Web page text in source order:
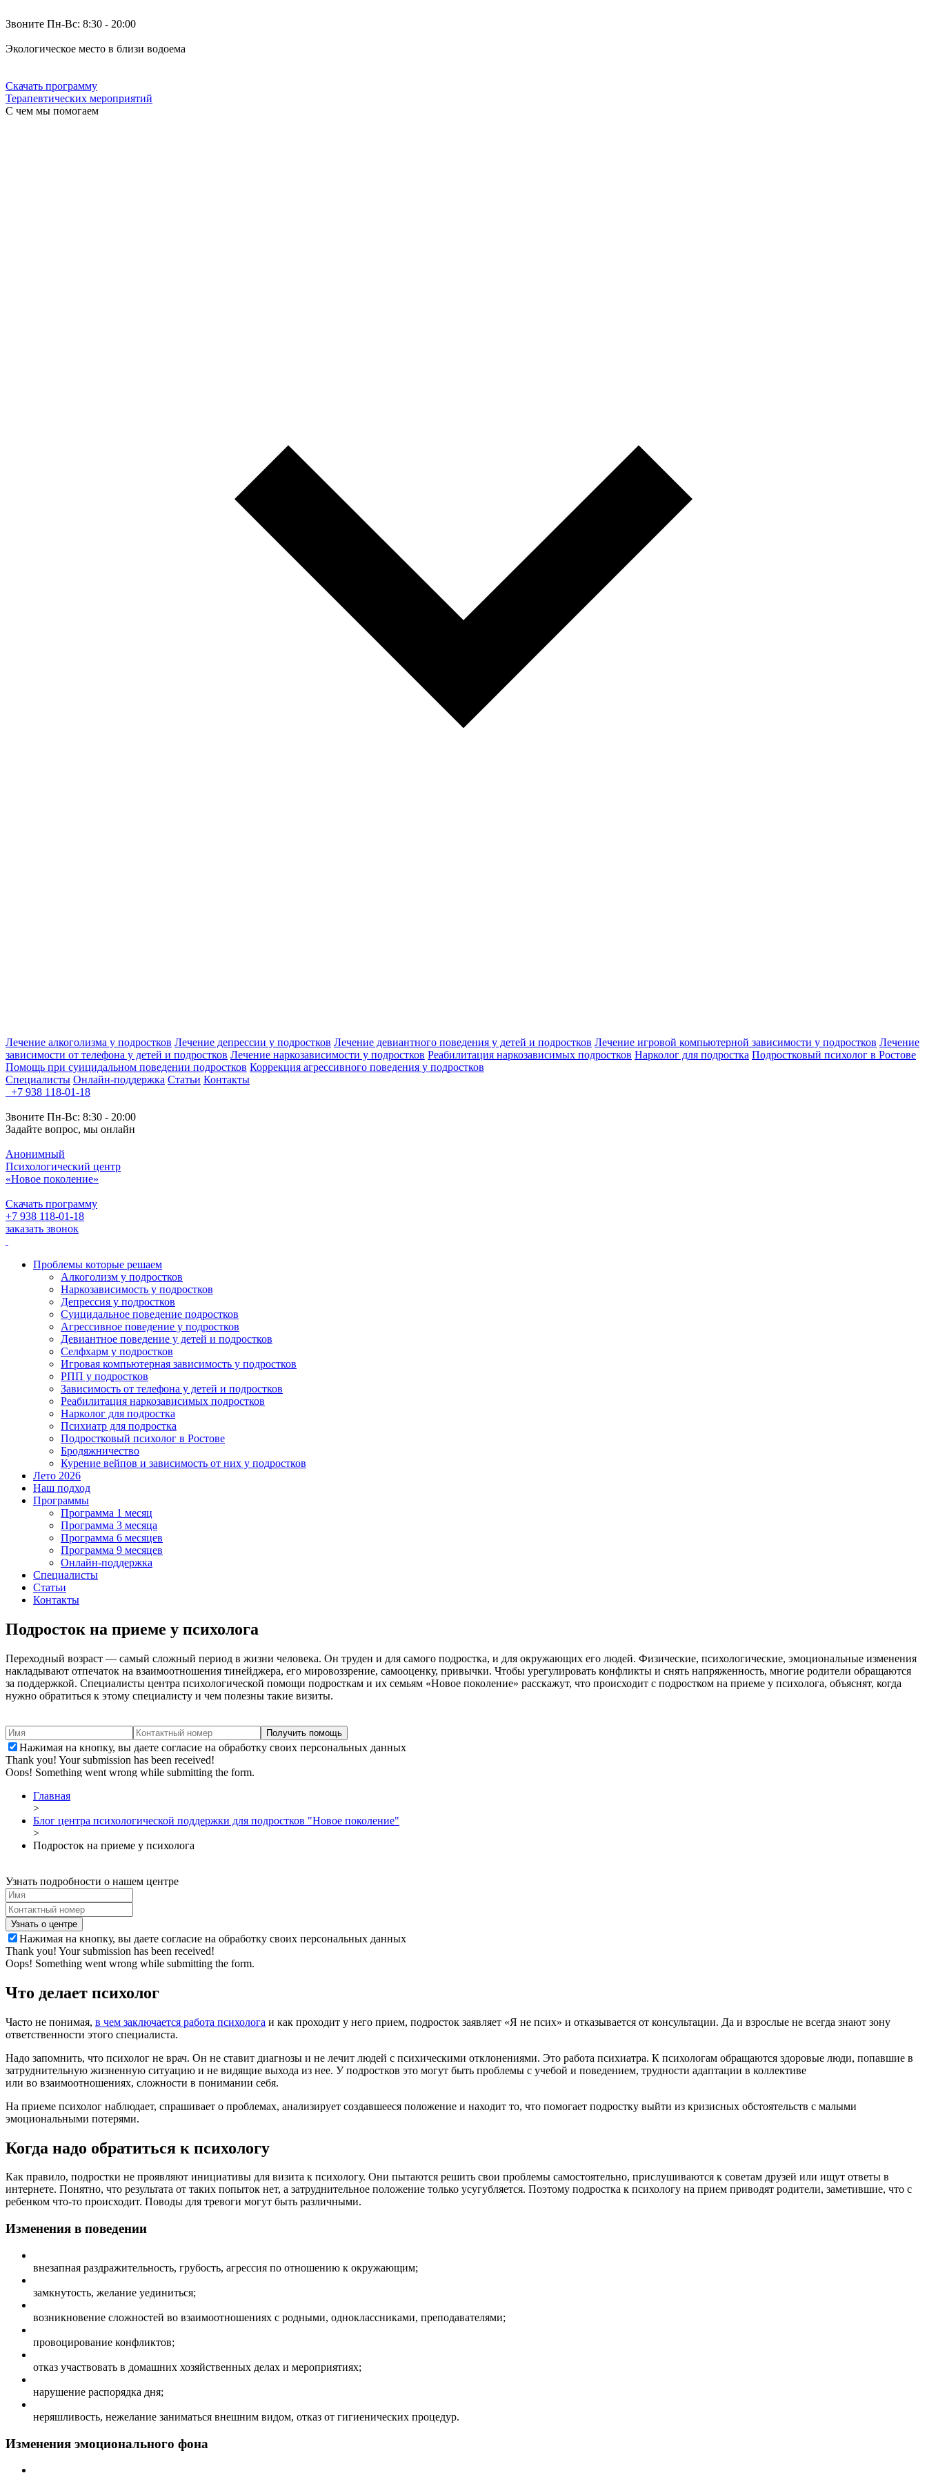
Звоните Пн-Вс: 8:30 - 20:00
Экологическое место в близи водоема
Скачать программу
Терапевтических мероприятий
С чем мы помогаем
Лечение алкоголизма у подростков Лечение депрессии у подростков Лечение девиантного поведения у детей и подростков Лечение игровой компьютерной зависимости у подростков Лечение
зависимости от телефона у детей и подростков Лечение наркозависимости у подростков Реабилитация наркозависимых подростков Нарколог для подростка Подростковый психолог в Ростове
Помощь при суицидальном поведении подростков Коррекция агрессивного поведения у подростков
Специалисты Онлайн-поддержка Статьи Контакты
+7 938 118-01-18
Звоните Пн-Вс: 8:30 - 20:00
Задайте вопрос, мы онлайн
Анонимный
Психологический центр
«Новое поколение»
Скачать программу
+7 938 118-01-18
заказать звонок
Проблемы которые решаем
Алкоголизм у подростков
Наркозависимость у подростков
Депрессия у подростков
Суицидальное поведение подростков
Агрессивное поведение у подростков
Девиантное поведение у детей и подростков
Селфхарм у подростков
Игровая компьютерная зависимость у подростков
РПП у подростков
Зависимость от телефона у детей и подростков
Реабилитация наркозависимых подростков
Нарколог для подростка
Психиатр для подростка
Подростковый психолог в Ростове
Бродяжничество
Курение вейпов и зависимость от них у подростков
Лето 2026
Наш подход
Программы
Программа 1 месяц
Программа 3 месяца
Программа 6 месяцев
Программа 9 месяцев
Онлайн-поддержка
Специалисты
Статьи
Контакты
Подросток на приеме у психолога
Переходный возраст — самый сложный период в жизни человека. Он труден и для самого подростка, и для окружающих его людей. Физические, психологические, эмоциональные изменения
накладывают отпечаток на взаимоотношения тинейджера, его мировоззрение, самооценку, привычки. Чтобы урегулировать конфликты и снять напряженность, многие родители обращаются
за поддержкой. Специалисты центра психологической помощи подросткам и их семьям «Новое поколение» расскажут, что происходит с подростком на приеме у психолога, объяснят, когда
нужно обратиться к этому специалисту и чем полезны такие визиты.
Нажимая на кнопку, вы даете согласие на обработку своих персональных данных
Thank you! Your submission has been received!
Oops! Something went wrong while submitting the form.
Главная
>
Блог центра психологической поддержки для подростков "Новое поколение"
>
Подросток на приеме у психолога
Узнать подробности о нашем центре
Нажимая на кнопку, вы даете согласие на обработку своих персональных данных
Thank you! Your submission has been received!
Oops! Something went wrong while submitting the form.
Что делает психолог
Часто не понимая, в чем заключается работа психолога и как проходит у него прием, подросток заявляет «Я не псих» и отказывается от консультации. Да и взрослые не всегда знают зону
ответственности этого специалиста.
Надо запомнить, что психолог не врач. Он не ставит диагнозы и не лечит людей с психическими отклонениями. Это работа психиатра. К психологам обращаются здоровые люди, попавшие в
затруднительную жизненную ситуацию и не видящие выхода из нее. У подростков это могут быть проблемы с учебой и поведением, трудности адаптации в коллективе
или во взаимоотношениях, сложности в понимании себя.
На приеме психолог наблюдает, спрашивает о проблемах, анализирует создавшееся положение и находит то, что помогает подростку выйти из кризисных обстоятельств с малыми
эмоциональными потерями.
Когда надо обратиться к психологу
Как правило, подростки не проявляют инициативы для визита к психологу. Они пытаются решить свои проблемы самостоятельно, прислушиваются к советам друзей или ищут ответы в
интернете. Понятно, что результата от таких попыток нет, а затруднительное положение только усугубляется. Поэтому подростка к психологу на прием приводят родители, заметившие, что с
ребенком что-то происходит. Поводы для тревоги могут быть различными.
Изменения в поведении
внезапная раздражительность, грубость, агрессия по отношению к окружающим;
замкнутость, желание уединиться;
возникновение сложностей во взаимоотношениях с родными, одноклассниками, преподавателями;
провоцирование конфликтов;
отказ участвовать в домашних хозяйственных делах и мероприятиях;
нарушение распорядка дня;
неряшливость, нежелание заниматься внешним видом, отказ от гигиенических процедур.
Изменения эмоционального фона